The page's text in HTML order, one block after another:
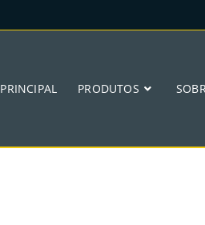
PRINCIPAL PRODUTOS